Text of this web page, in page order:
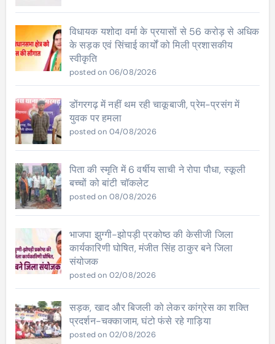
विधायक यशोदा वर्मा के प्रयासों से 56 करोड़ से अधिक
के सड़क एवं सिंचाई कार्यों को मिली प्रशासकीय
स्वीकृति
posted on 06/08/2026
डोंगरगढ़ में नहीं थम रही चाकूबाजी, प्रेम-प्रसंग में
युवक पर हमला
posted on 04/08/2026
पिता की स्मृति में 6 वर्षीय साची ने रोपा पौधा, स्कूली
बच्चों को बांटी चॉकलेट
posted on 08/08/2026
भाजपा झुग्गी-झोपड़ी प्रकोष्ठ की केसीजी जिला
कार्यकारिणी घोषित, मंजीत सिंह ठाकुर बने जिला
संयोजक
posted on 02/08/2026
सड़क, खाद और बिजली को लेकर कांग्रेस का शक्ति
प्रदर्शन-चक्काजाम, घंटो फंसे रहे गाड़िया
posted on 02/08/2026